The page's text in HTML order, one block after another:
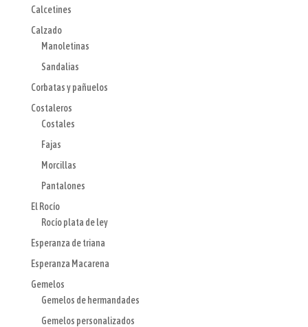
Calcetines
Calzado
Manoletinas
Sandalias
Corbatas y pañuelos
Costaleros
Costales
Fajas
Morcillas
Pantalones
El Rocío
Rocío plata de ley
Esperanza de triana
Esperanza Macarena
Gemelos
Gemelos de hermandades
Gemelos personalizados